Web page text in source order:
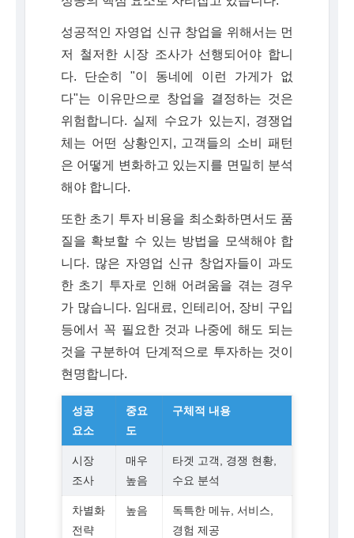
성공적인 자영업 신규 창업을 위해서는 먼
저 철저한 시장 조사가 선행되어야 합니
다. 단순히 "이 동네에 이런 가게가 없
다"는 이유만으로 창업을 결정하는 것은
위험합니다. 실제 수요가 있는지, 경쟁업
체는 어떤 상황인지, 고객들의 소비 패턴
은 어떻게 변화하고 있는지를 면밀히 분석
해야 합니다.
또한 초기 투자 비용을 최소화하면서도 품
질을 확보할 수 있는 방법을 모색해야 합
니다. 많은 자영업 신규 창업자들이 과도
한 초기 투자로 인해 어려움을 겪는 경우
가 많습니다. 임대료, 인테리어, 장비 구입
등에서 꼭 필요한 것과 나중에 해도 되는
것을 구분하여 단계적으로 투자하는 것이
현명합니다.
성공
요소
중요
도
구체적 내용
시장
조사
매우
높음
타겟 고객, 경쟁 현황,
수요 분석
차별화
전략
높음
독특한 메뉴, 서비스,
경험 제공